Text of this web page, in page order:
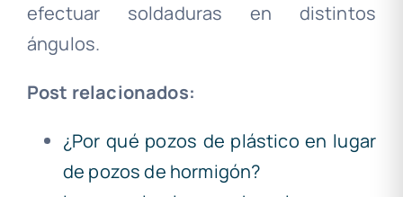
efectuar soldaduras en distintos
ángulos.
Post relacionados:
¿Por qué pozos de plástico en lugar
de pozos de hormigón?